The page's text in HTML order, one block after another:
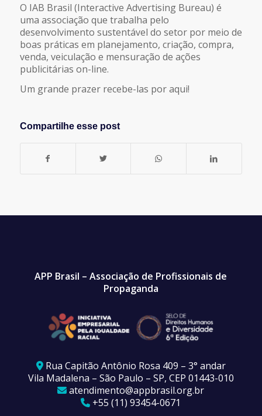
O IAB Brasil (Interactive Advertising Bureau) é
uma associação que trabalha pelo
desenvolvimento sustentável do setor por meio de
boas práticas em planejamento, criação, compra,
venda, veiculação e mensuração de ações
publicitárias on-line.
Um grande prazer recebe-las por aqui!
Compartilhe esse post
APP Brasil – Associação de Profissionais de
Propaganda
Rua Capitão Antônio Rosa 409 – 3° andar
Vila Madalena – São Paulo – SP, CEP 01443-010
atendimento@appbrasil.org.br
+55 (11) 93454-0671